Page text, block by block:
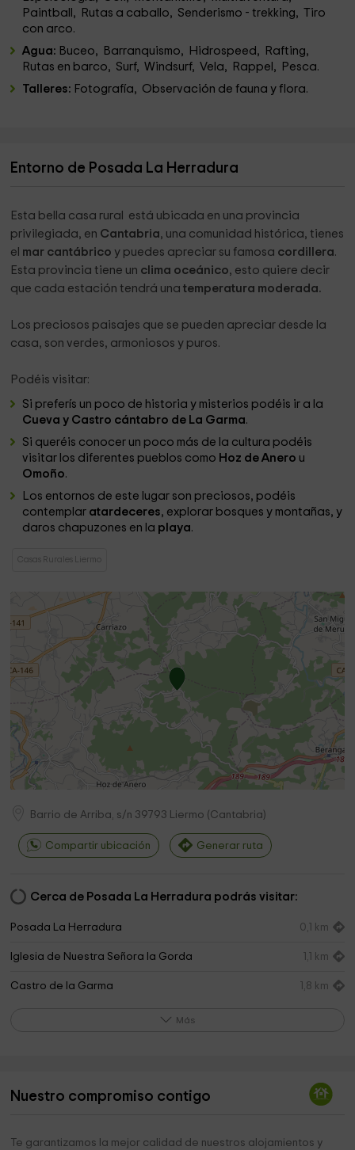
Paintball, Rutas a caballo, Senderismo - trekking, Tiro
con arco.
Agua: Buceo, Barranquismo, Hidrospeed, Rafting,
Rutas en barco, Surf, Windsurf, Vela, Rappel, Pesca.
Talleres: Fotografía, Observación de fauna y flora.
Entorno de Posada La Herradura
Esta bella casa rural está ubicada en una provincia
privilegiada, en Cantabria, una comunidad histórica, tienes
el mar cantábrico y puedes apreciar su famosa cordillera.
Esta provincia tiene un clima oceánico, esto quiere decir
que cada estación tendrá unatemperatura moderada.
Los preciosos paisajes que se pueden apreciar desde la
casa, son verdes, armoniosos y puros.
Podéis visitar:
Si preferís un poco de historia y misterios podéis ir a la
Cueva y Castro cántabro de La Garma.
Si queréis conocer un poco más de la cultura podéis
visitar los diferentes pueblos como Hoz de Anero u
Omoño.
Los entornos de este lugar son preciosos, podéis
contemplar atardeceres, explorar bosques y montañas, y
daros chapuzones en la playa.
Casas Rurales Liermo
Barrio de Arriba, s/n 39793 Liermo (Cantabria)
Compartir ubicación Generar ruta
Cerca de Posada La Herradura podrás visitar:
Posada La Herradura 0,1 km
Iglesia de Nuestra Señora la Gorda 1,1 km
Castro de la Garma 1,8 km
Ermita la Magdalena 2,9 km
Más
Nuestro compromiso contigo
Te garantizamos la mejor calidad de nuestros alojamientos y